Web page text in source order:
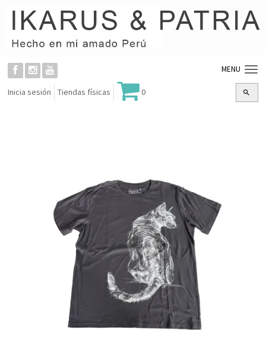
MENU
Inicia sesión Tiendas físicas 0